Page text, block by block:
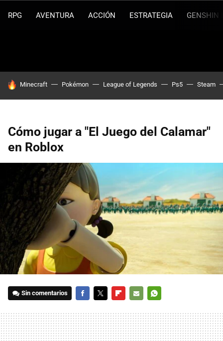
RPG AVENTURA ACCIÓN ESTRATEGIA GENSHIN
HOY SE HABLA DE
Minecraft Pokémon League of Legends Ps5 Steam
Cómo jugar a "El Juego del Calamar"
en Roblox
Sin comentarios
MAIL